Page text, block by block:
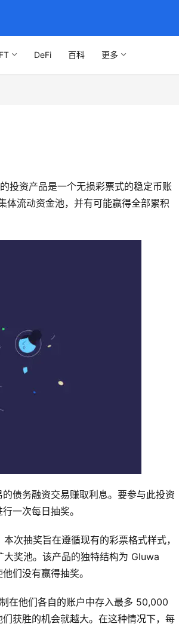
DeFi 百科 更多
投资产品是一个无损彩票式的稳定币账
体流动资金池，并有可能赢得全部累积
债务融资交易赚取利息。要参与此投资
一次每日抽奖。
次抽奖旨在遵循现有的彩票格式样式，
奖池。该产品的独特结构为 Gluwa
们没有赢得抽奖。
在他们各自的账户中存入最多 50,000
获胜的机会就越大。在这种情况下，每